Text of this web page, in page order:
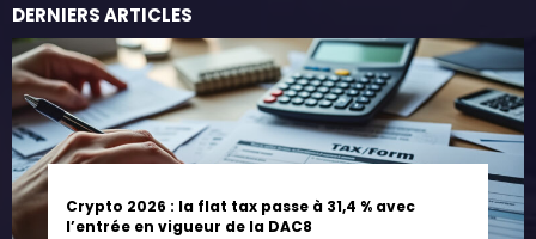
DERNIERS ARTICLES
Crypto 2026 : la flat tax passe à 31,4 % avec
l’entrée en vigueur de la DAC8